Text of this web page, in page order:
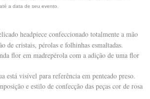
a data de seu evento.
headpiece confeccionado totalmente a mão
de cristais, pérolas e folhinhas esmaltadas.
flor em madrepérola com a adição de uma flor
está visível para referência em penteado preso.
e estilo de confecção das peças cor de rosa